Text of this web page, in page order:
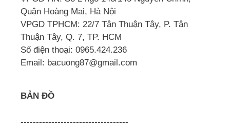
Quận Hoàng Mai, Hà Nội
VPGD TPHCM: 22/7 Tân Thuận Tây, P. Tân
Thuận Tây, Q. 7, TP. HCM
Số điện thoại: 0965.424.236
Email: bacuong87@gmail.com
BẢN ĐỒ
-----------------------------------